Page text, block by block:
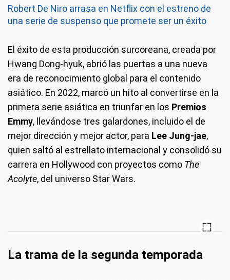
Robert De Niro arrasa en Netflix con el estreno de
una serie de suspenso que promete ser un éxito
El éxito de esta producción surcoreana, creada por
Hwang Dong-hyuk, abrió las puertas a una nueva
era de reconocimiento global para el contenido
asiático. En 2022, marcó un hito al convertirse en la
primera serie asiática en triunfar en los Premios
Emmy, llevándose tres galardones, incluido el de
mejor dirección y mejor actor, para Lee Jung-jae,
quien saltó al estrellato internacional y consolidó su
carrera en Hollywood con proyectos como The
Acolyte, del universo Star Wars.
La trama de la segunda temporada